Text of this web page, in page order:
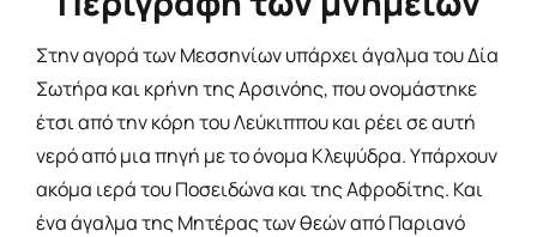
Στην αγορά των Μεσσηνίων υπάρχει άγαλμα του Δία
Σωτήρα και κρήνη της Αρσινόης, που ονομάστηκε
έτσι από την κόρη του Λεύκιππου και ρέει σε αυτή
νερό από μια πηγή με το όνομα Κλεψύδρα. Υπάρχουν
ακόμα ιερά του Ποσειδώνα και της Αφροδίτης. Και
ένα άγαλμα της Μητέρας των θεών από Παριανό